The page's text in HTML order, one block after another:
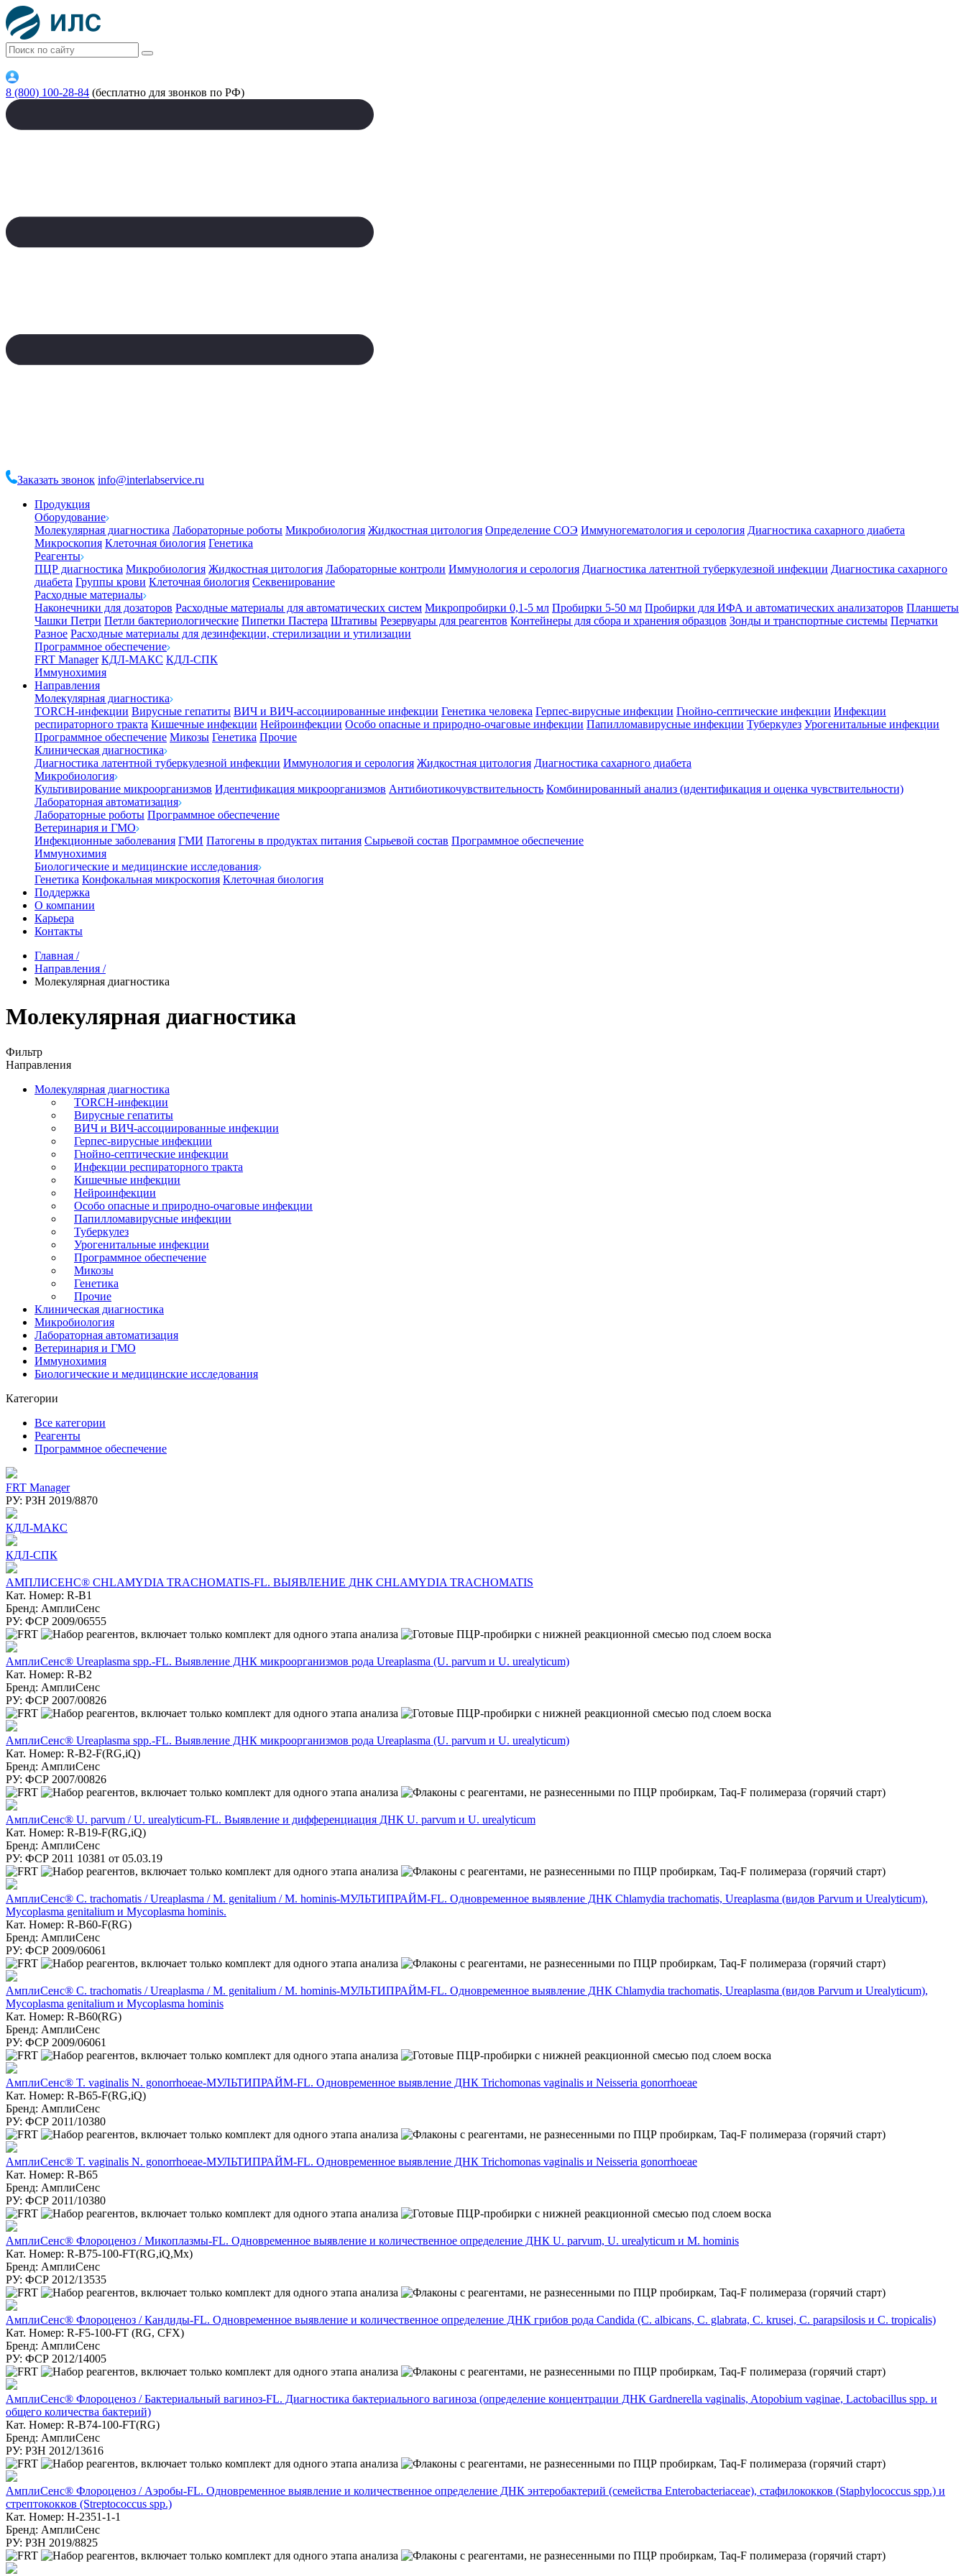
8 (800) 100-28-84 (бесплатно для звонков по РФ)
Заказать звонок info@interlabservice.ru
Продукция
Оборудование
Молекулярная диагностика Лабораторные роботы Микробиология Жидкостная цитология Определение СОЭ Иммуногематология и серология Диагностика сахарного диабета
Микроскопия Клеточная биология Генетика
Реагенты
ПЦР диагностика Микробиология Жидкостная цитология Лабораторные контроли Иммунология и серология Диагностика латентной туберкулезной инфекции Диагностика сахарного
диабета Группы крови Клеточная биология Секвенирование
Расходные материалы
Наконечники для дозаторов Расходные материалы для автоматических систем Микропробирки 0,1-5 мл Пробирки 5-50 мл Пробирки для ИФА и автоматических анализаторов Планшеты
Чашки Петри Петли бактериологические Пипетки Пастера Штативы Резервуары для реагентов Контейнеры для сбора и хранения образцов Зонды и транспортные системы Перчатки
Разное Расходные материалы для дезинфекции, стерилизации и утилизации
Программное обеспечение
FRT Manager КДЛ-МАКС КДЛ-СПК
Иммунохимия
Направления
Молекулярная диагностика
TORCH-инфекции Вирусные гепатиты ВИЧ и ВИЧ-ассоциированные инфекции Генетика человека Герпес-вирусные инфекции Гнойно-септические инфекции Инфекции
респираторного тракта Кишечные инфекции Нейроинфекции Особо опасные и природно-очаговые инфекции Папилломавирусные инфекции Туберкулез Урогенитальные инфекции
Программное обеспечение Микозы Генетика Прочие
Клиническая диагностика
Диагностика латентной туберкулезной инфекции Иммунология и серология Жидкостная цитология Диагностика сахарного диабета
Микробиология
Культивирование микроорганизмов Идентификация микроорганизмов Антибиотикочувствительность Комбинированный анализ (идентификация и оценка чувствительности)
Лабораторная автоматизация
Лабораторные роботы Программное обеспечение
Ветеринария и ГМО
Инфекционные заболевания ГМИ Патогены в продуктах питания Сырьевой состав Программное обеспечение
Иммунохимия
Биологические и медицинские исследования
Генетика Конфокальная микроскопия Клеточная биология
Поддержка
О компании
Карьера
Контакты
Главная /
Направления /
Молекулярная диагностика
Молекулярная диагностика
Фильтр
Направления
Молекулярная диагностика
TORCH-инфекции
Вирусные гепатиты
ВИЧ и ВИЧ-ассоциированные инфекции
Герпес-вирусные инфекции
Гнойно-септические инфекции
Инфекции респираторного тракта
Кишечные инфекции
Нейроинфекции
Особо опасные и природно-очаговые инфекции
Папилломавирусные инфекции
Туберкулез
Урогенитальные инфекции
Программное обеспечение
Микозы
Генетика
Прочие
Клиническая диагностика
Микробиология
Лабораторная автоматизация
Ветеринария и ГМО
Иммунохимия
Биологические и медицинские исследования
Категории
Все категории
Реагенты
Программное обеспечение
FRT Manager
РУ: РЗН 2019/8870
КДЛ-МАКС
КДЛ-СПК
АМПЛИСЕНС® CHLAMYDIA TRACHOMATIS-FL. ВЫЯВЛЕНИЕ ДНК CHLAMYDIA TRACHOMATIS
Кат. Номер: R-B1
Бренд: АмплиСенс
РУ: ФСР 2009/06555
АмплиСенс® Ureaplasma spp.-FL. Выявление ДНК микроорганизмов рода Ureaplasma (U. parvum и U. urealyticum)
Кат. Номер: R-B2
Бренд: АмплиСенс
РУ: ФСР 2007/00826
АмплиСенс® Ureaplasma spp.-FL. Выявление ДНК микроорганизмов рода Ureaplasma (U. parvum и U. urealyticum)
Кат. Номер: R-B2-F(RG,iQ)
Бренд: АмплиСенс
РУ: ФСР 2007/00826
АмплиСенс® U. parvum / U. urealyticum-FL. Выявление и дифференциация ДНК U. parvum и U. urealyticum
Кат. Номер: R-B19-F(RG,iQ)
Бренд: АмплиСенс
РУ: ФСР 2011 10381 от 05.03.19
АмплиСенс® C. trachomatis / Ureaplasma / M. genitalium / M. hominis-МУЛЬТИПРАЙМ-FL. Одновременное выявление ДНК Chlamydia trachomatis, Ureaplasma (видов Parvum и Urealyticum),
Mycoplasma genitalium и Mycoplasma hominis.
Кат. Номер: R-B60-F(RG)
Бренд: АмплиСенс
РУ: ФСР 2009/06061
АмплиСенс® C. trachomatis / Ureaplasma / M. genitalium / M. hominis-МУЛЬТИПРАЙМ-FL. Одновременное выявление ДНК Chlamydia trachomatis, Ureaplasma (видов Parvum и Urealyticum),
Mycoplasma genitalium и Mycoplasma hominis
Кат. Номер: R-B60(RG)
Бренд: АмплиСенс
РУ: ФСР 2009/06061
АмплиСенс® T. vaginalis N. gonorrhoeae-МУЛЬТИПРАЙМ-FL. Одновременное выявление ДНК Trichomonas vaginalis и Neisseria gonorrhoeae
Кат. Номер: R-B65-F(RG,iQ)
Бренд: АмплиСенс
РУ: ФСР 2011/10380
АмплиСенс® T. vaginalis N. gonorrhoeae-МУЛЬТИПРАЙМ-FL. Одновременное выявление ДНК Trichomonas vaginalis и Neisseria gonorrhoeae
Кат. Номер: R-B65
Бренд: АмплиСенс
РУ: ФСР 2011/10380
АмплиСенс® Флороценоз / Микоплазмы-FL. Одновременное выявление и количественное определение ДНК U. parvum, U. urealyticum и M. hominis
Кат. Номер: R-B75-100-FT(RG,iQ,Mx)
Бренд: АмплиСенс
РУ: ФСР 2012/13535
АмплиСенс® Флороценоз / Кандиды-FL. Одновременное выявление и количественное определение ДНК грибов рода Candida (C. albicans, C. glabrata, C. krusei, C. parapsilosis и C. tropicalis)
Кат. Номер: R-F5-100-FT (RG, CFX)
Бренд: АмплиСенс
РУ: ФСР 2012/14005
АмплиСенс® Флороценоз / Бактериальный вагиноз-FL. Диагностика бактериального вагиноза (определение концентрации ДНК Gardnerella vaginalis, Atopobium vaginae, Lactobacillus spp. и
общего количества бактерий)
Кат. Номер: R-B74-100-FT(RG)
Бренд: АмплиСенс
РУ: РЗН 2012/13616
АмплиСенс® Флороценоз / Аэробы-FL. Одновременное выявление и количественное определение ДНК энтеробактерий (семейства Enterobacteriaceae), стафилококков (Staphylococcus spp.) и
стрептококков (Streptococcus spp.)
Кат. Номер: H-2351-1-1
Бренд: АмплиСенс
РУ: РЗН 2019/8825